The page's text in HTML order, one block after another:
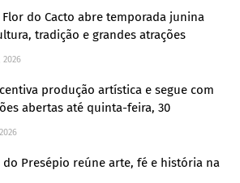
do Cacto abre temporada junina
tradição e grandes atrações
2026
produção artística e segue com
abertas até quinta-feira, 30
do Presépio reúne arte, fé e história na